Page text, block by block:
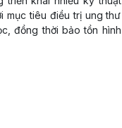
mục tiêu điều trị ung thư
đồng thời bảo tồn hình